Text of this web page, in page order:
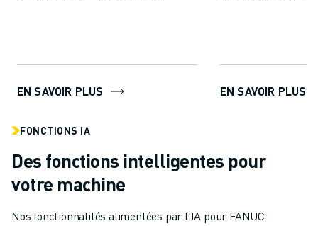
EN SAVOIR PLUS EN SAVOIR PLUS
FONCTIONS IA
Des fonctions intelligentes pour
votre machine
Nos fonctionnalités alimentées par l'IA pour FANUC